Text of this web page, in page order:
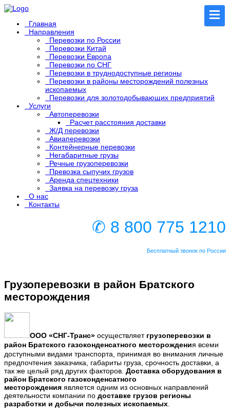
Главная
Направления
Перевозки по России
Перевозки Китай
Перевозки Европа
Перевозки по СНГ
Перевозки в труднодоступные регионы
Перевозки в районы месторождений полезных
ископаемых
Перевозки для золотодобывающих предприятий
Услуги
Автоперевозки
Расчет расстояния доставки
Ж/Д перевозки
Авиаперевозки
Контейнерные перевозки
Негабаритные грузы
Речные грузоперевозки
Превозка сыпучих грузов
Аренда спецтехники
Заявка на перевозку груза
О нас
Контакты
✆ 8 800 775 1210
Бесплатный звонок по России
Грузоперевозки в район Братского
месторождения
ООО «СНГ-Транс» осуществляет грузоперевозки в
район Братского газоконденсатного месторождения всеми
доступными видами транспорта, принимая во внимания личные
предпочтения заказчика, габариты груза, срочность доставки, а
так же целый ряд других факторов. Доставка оборудования в
район Братского газоконденсатного
месторождения является одним из основных направлений
деятельности компании по доставке грузов регионы
разработки и добычи полезных ископаемых